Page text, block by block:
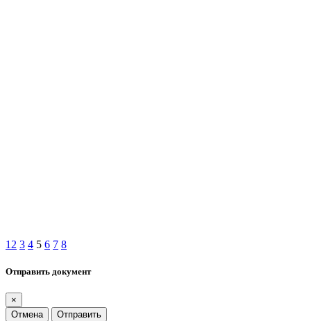
1 2 3 4 5 6 7 8
Отправить документ
×
Отмена
Отправить